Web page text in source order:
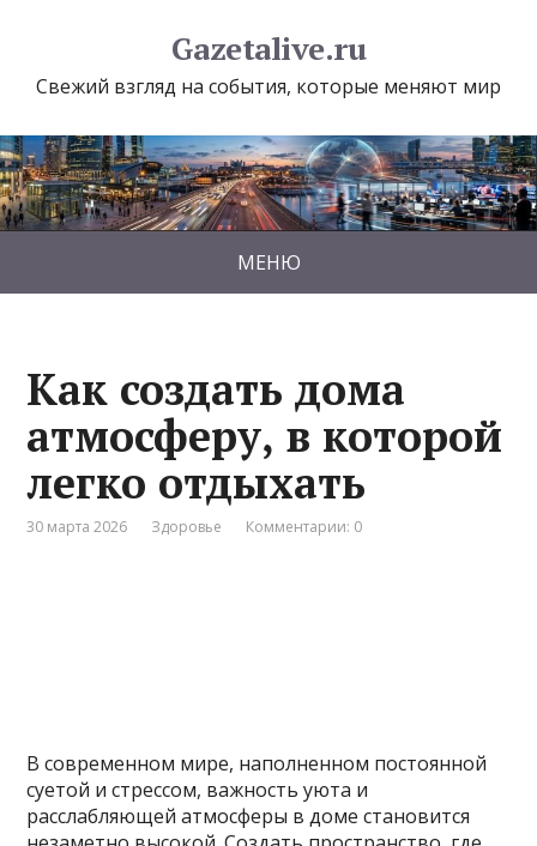
Gazetalive.ru
Свежий взгляд на события, которые меняют мир
МЕНЮ
Как создать дома
атмосферу, в которой
легко отдыхать
30 марта 2026 Здоровье Комментарии: 0
В современном мире, наполненном постоянной
суетой и стрессом, важность уюта и
расслабляющей атмосферы в доме становится